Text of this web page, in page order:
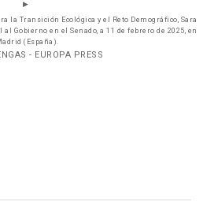
la Transición Ecológica y el Reto Demográfico, Sara
Gobierno en el Senado, a 11 de febrero de 2025, en
(España).
- EUROPA PRESS